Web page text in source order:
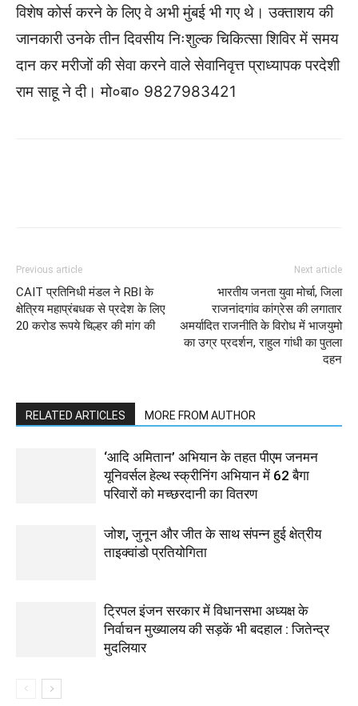
विशेष कोर्स करने के लिए वे अभी मुंबई भी गए थे। उक्ताशय की
जानकारी उनके तीन दिवसीय निःशुल्क चिकित्सा शिविर में समय
दान कर मरीजों की सेवा करने वाले सेवानिवृत्त प्राध्यापक परदेशी
राम साहू ने दी। मो०बा० 9827983421
Previous article
CAIT प्रतिनिधी मंडल ने RBI के
क्षेत्रिय महाप्रंबधक से प्रदेश के लिए
20 करोड रूपये चिल्हर की मांग की
Next article
भारतीय जनता युवा मोर्चा, जिला
राजनांदगांव कांग्रेस की लगातार
अमर्यादित राजनीति के विरोध में भाजयुमो
का उग्र प्रदर्शन, राहुल गांधी का पुतला
दहन
RELATED ARTICLES MORE FROM AUTHOR
‘आदि अमितान’ अभियान के तहत पीएम जनमन
यूनिवर्सल हेल्थ स्क्रीनिंग अभियान में 62 बैगा
परिवारों को मच्छरदानी का वितरण
जोश, जुनून और जीत के साथ संपन्न हुई क्षेत्रीय
ताइक्वांडो प्रतियोगिता
ट्रिपल इंजन सरकार में विधानसभा अध्यक्ष के
निर्वाचन मुख्यालय की सड़कें भी बदहाल : जितेन्द्र
मुदलियार